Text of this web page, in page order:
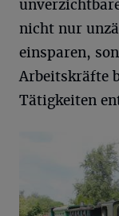
nicht nur
einsparen,
Arbeitskräfte
Tätigkeiten